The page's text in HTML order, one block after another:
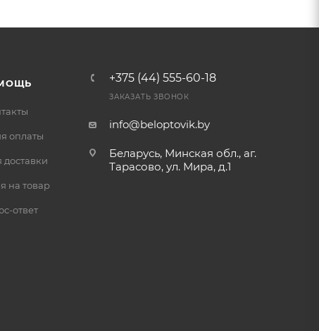
оплаты
доставки
на товар
ответ
+375 (44) 555-60-18
ЗАКАЗАТЬ ЗВОНОК
info@beloptovik.by
Беларусь, Минская обл., аг.
Тарасово, ул. Мира, д.1